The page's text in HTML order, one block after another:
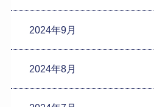
2024年9月
2024年8月